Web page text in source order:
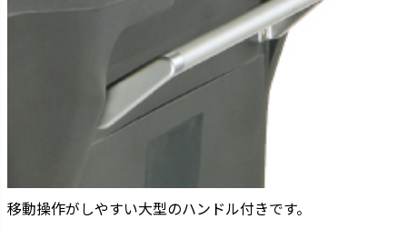
移動操作がしやすい大型のハンドル付きです。